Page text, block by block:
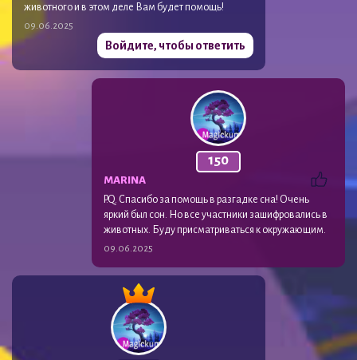
животного и в этом деле Вам будет помощь!
09.06.2025
Войдите, чтобы ответить
150
MARINA
P.Q. Спасибо за помощь в разгадке сна! Очень
яркий был сон. Но все участники зашифровались в
животных. Буду присматриваться к окружающим.
09.06.2025